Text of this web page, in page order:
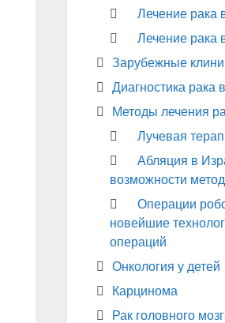
Лечение рака
Лечение рака
Зарубежные
Диагностика рака
Методы лечения
Лучевая
Абляция в
возможности
Операции
новейшие
операций
Онкология у детей
Карцинома
Рак головного